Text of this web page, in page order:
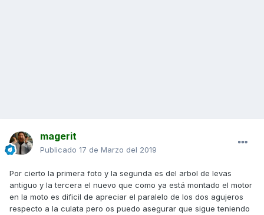
magerit
Publicado 17 de Marzo del 2019
Por cierto la primera foto y la segunda es del arbol de levas
antiguo y la tercera el nuevo que como ya está montado el motor
en la moto es dificil de apreciar el paralelo de los dos agujeros
respecto a la culata pero os puedo asegurar que sigue teniendo